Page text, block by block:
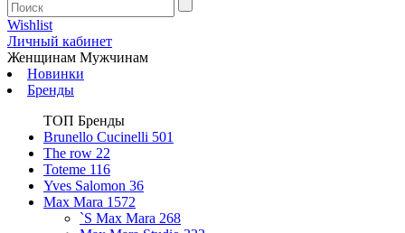
Wishlist
Личный кабинет
Женщинам Мужчинам
Новинки
Бренды
ТОП Бренды
Brunello Cucinelli 501
The row 22
Toteme 116
Yves Salomon 36
Max Mara 1572
`S Max Mara 268